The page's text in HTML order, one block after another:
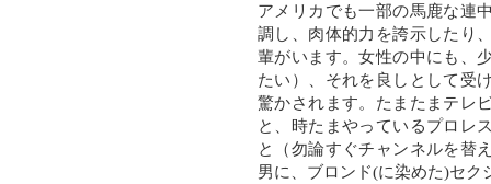
アメリカでも一部の馬鹿な連
調し、肉体的力を誇示したり
輩がいます。女性の中にも、
たい）、それを良しとして受
驚かされます。たまたまテレ
と、時たまやっているプロレ
と（勿論すぐチャンネルを替
男に、ブロンド(に染めた)セク